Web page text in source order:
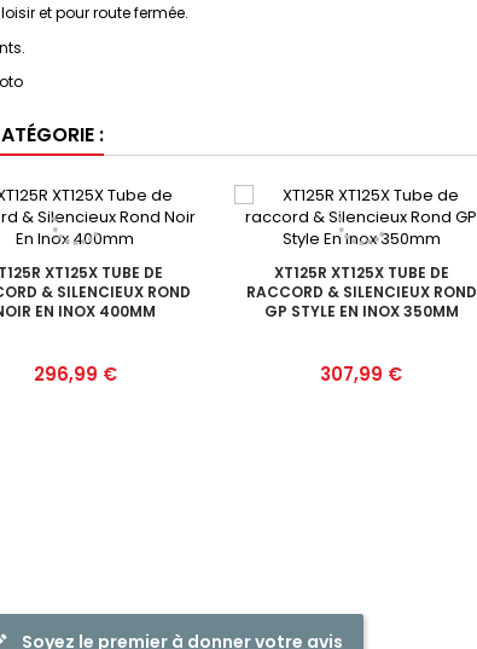
et pour route fermée.
:
XT125X TUBE DE
& SILENCIEUX ROND
EN INOX 400MM
Prix
296,99 €
XT125R XT125X TUBE DE
RACCORD & SILENCIEUX ROND
GP STYLE EN INOX 350MM
Prix
307,99 €
Soyez le premier à donner votre avis